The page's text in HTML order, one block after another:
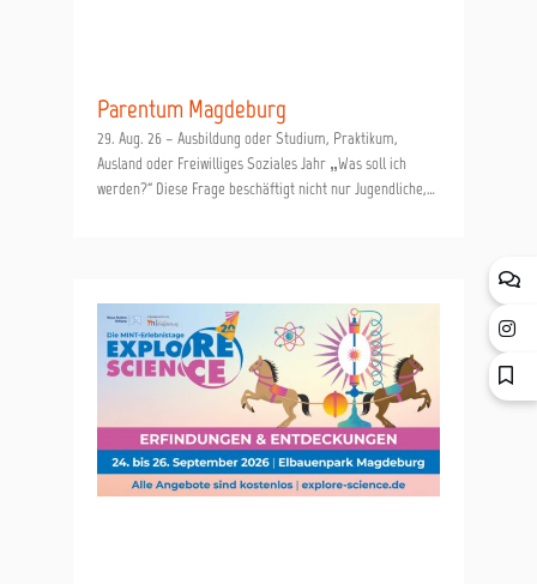
Parentum Magdeburg
29. Aug. 26 – Ausbildung oder Studium, Praktikum,
Ausland oder Freiwilliges Soziales Jahr „Was soll ich
werden?“ Diese Frage beschäftigt nicht nur Jugendliche,